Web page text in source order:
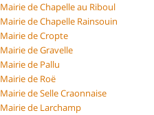
Mairie de Chapelle au Riboul
Mairie de Chapelle Rainsouin
Mairie de Cropte
Mairie de Gravelle
Mairie de Pallu
Mairie de Roë
Mairie de Selle Craonnaise
Mairie de Larchamp